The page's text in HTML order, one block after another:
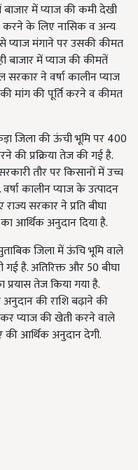
में प्याज की कमी देखी
करने के लिए नासिक व अन्य
से प्याज मंगाने पर उसकी कीमत
बाजार में प्याज की कीमतें
ने वर्षा कालीन प्याज
मांग की पूर्ति करने व कीमत
जिला की ऊंची भूमि पर 400
की प्रक्रिया तेज की गई है.
तौर पर किसानों में उच्च
कालीन प्याज के उत्पादन
सरकार ने प्रति बीघा
आर्थिक अनुदान दिया है.
जिला में ऊंचि भूमि वाले
गई है. अतिरिक्त और 50 बीघा
तेज किया गया है.
की राशि बढ़ाने की
प्याज की खेती करने वाले
की आर्थिक अनुदान देगी.